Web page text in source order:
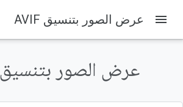
ما هو تنسيق AVIF؟
ما ستتعلمه
menu عرض الصور بتنسيق AVIF
عرض الصور بتنسيق AVIF